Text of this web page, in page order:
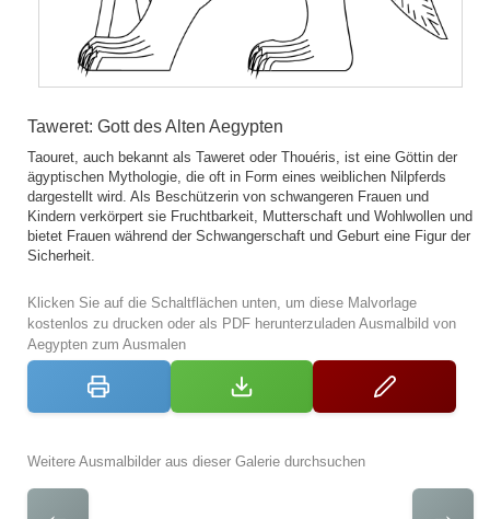
Taweret: Gott des Alten Aegypten
Taouret, auch bekannt als Taweret oder Thouéris, ist eine Göttin der
ägyptischen Mythologie, die oft in Form eines weiblichen Nilpferds
dargestellt wird. Als Beschützerin von schwangeren Frauen und
Kindern verkörpert sie Fruchtbarkeit, Mutterschaft und Wohlwollen und
bietet Frauen während der Schwangerschaft und Geburt eine Figur der
Sicherheit.
Klicken Sie auf die Schaltflächen unten, um diese Malvorlage
kostenlos zu drucken oder als PDF herunterzuladen Ausmalbild von
Aegypten zum Ausmalen
Weitere Ausmalbilder aus dieser Galerie durchsuchen